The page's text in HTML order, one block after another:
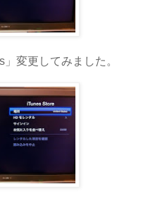
変更してみました。